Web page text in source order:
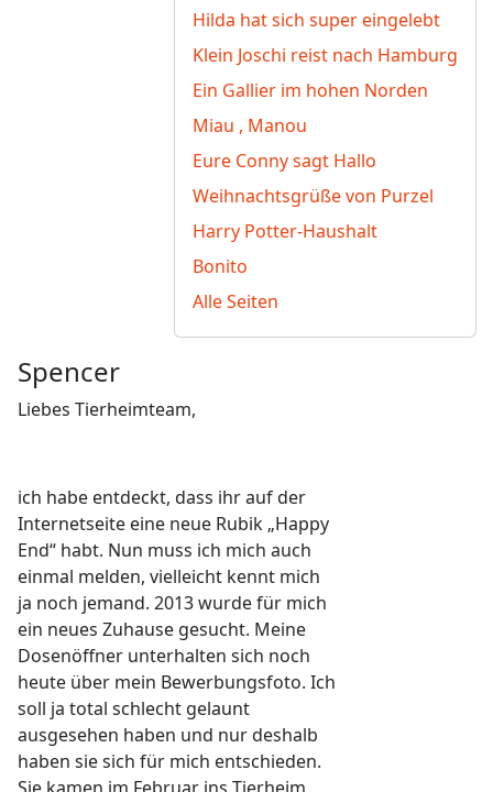
Hilda hat sich super eingelebt
Klein Joschi reist nach Hamburg
Ein Gallier im hohen Norden
Miau , Manou
Eure Conny sagt Hallo
Weihnachtsgrüße von Purzel
Harry Potter-Haushalt
Bonito
Alle Seiten
Spencer
Liebes Tierheimteam,
ich habe entdeckt, dass ihr auf der
Internetseite eine neue Rubik „Happy
End“ habt. Nun muss ich mich auch
einmal melden, vielleicht kennt mich
ja noch jemand. 2013 wurde für mich
ein neues Zuhause gesucht. Meine
Dosenöffner unterhalten sich noch
heute über mein Bewerbungsfoto. Ich
soll ja total schlecht gelaunt
ausgesehen haben und nur deshalb
haben sie sich für mich entschieden.